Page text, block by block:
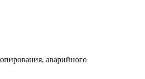
аварийного